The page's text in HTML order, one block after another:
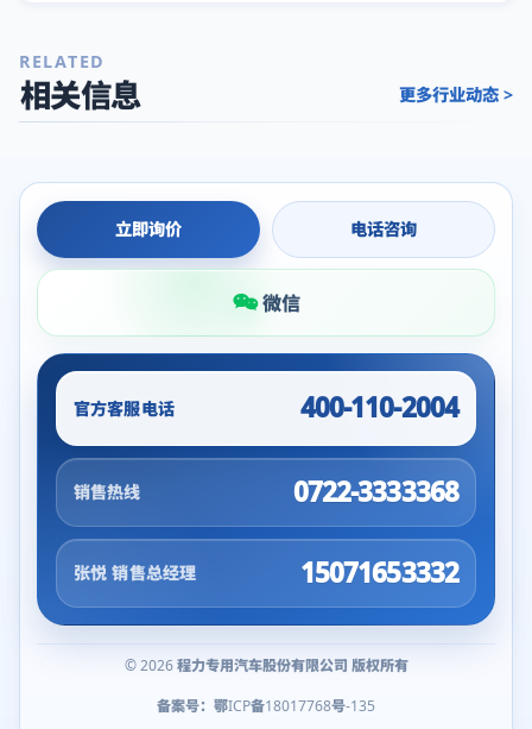
RELATED
相关信息 更多行业动态 >
立即询价 电话咨询
微信
官方客服电话 400-110-2004
销售热线 0722-3333368
张悦 销售总经理 15071653332
© 2026 程力专用汽车股份有限公司 版权所有
备案号：鄂ICP备18017768号-135